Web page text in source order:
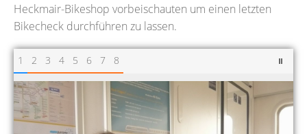
Heckmair-Bikeshop vorbeischauten um einen letzten
Bikecheck durchführen zu lassen.
1 2 3 4 5 6 7 8